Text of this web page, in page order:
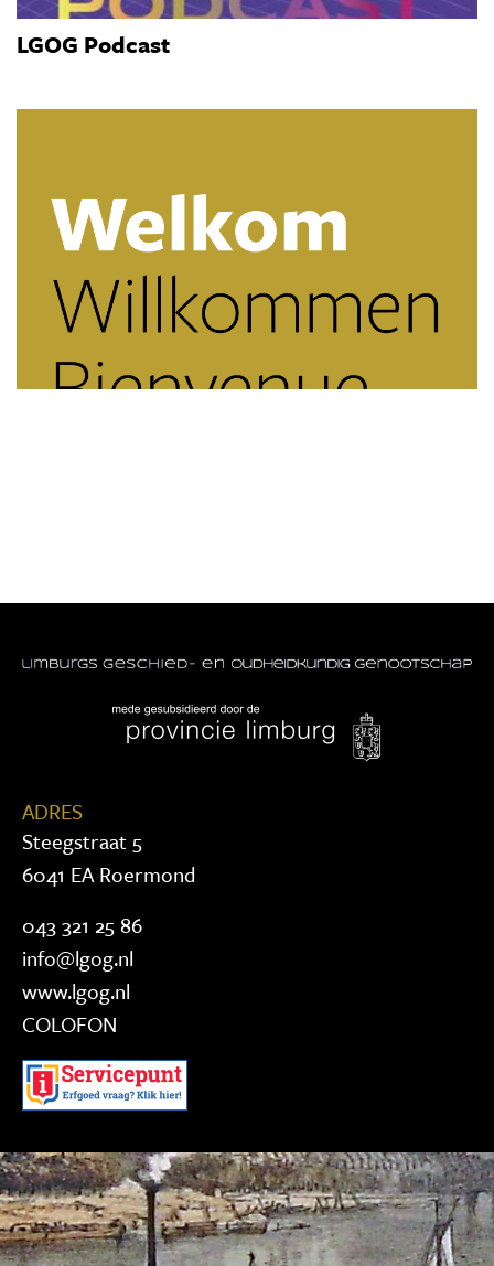
LGOG Podcast
ADRES
Steegstraat 5
6041 EA Roermond
043 321 25 86
info@lgog.nl
www.lgog.nl
COLOFON